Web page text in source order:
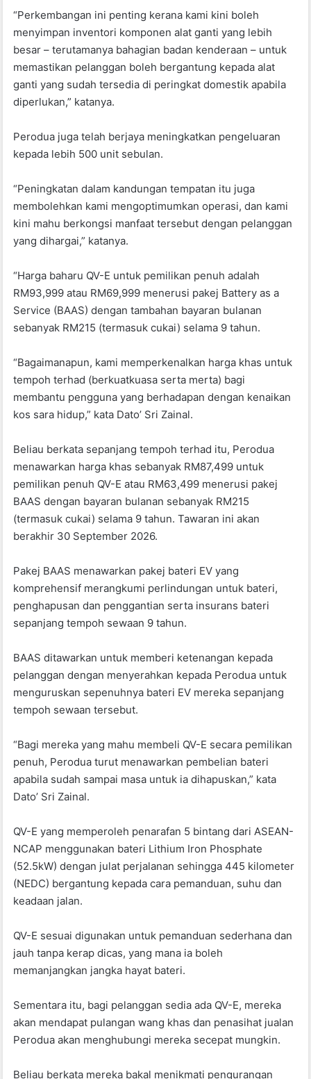
“Perkembangan ini penting kerana kami kini boleh
menyimpan inventori komponen alat ganti yang lebih
besar – terutamanya bahagian badan kenderaan – untuk
memastikan pelanggan boleh bergantung kepada alat
ganti yang sudah tersedia di peringkat domestik apabila
diperlukan,” katanya.
Perodua juga telah berjaya meningkatkan pengeluaran
kepada lebih 500 unit sebulan.
“Peningkatan dalam kandungan tempatan itu juga
membolehkan kami mengoptimumkan operasi, dan kami
kini mahu berkongsi manfaat tersebut dengan pelanggan
yang dihargai,” katanya.
“Harga baharu QV-E untuk pemilikan penuh adalah
RM93,999 atau RM69,999 menerusi pakej Battery as a
Service (BAAS) dengan tambahan bayaran bulanan
sebanyak RM215 (termasuk cukai) selama 9 tahun.
“Bagaimanapun, kami memperkenalkan harga khas untuk
tempoh terhad (berkuatkuasa serta merta) bagi
membantu pengguna yang berhadapan dengan kenaikan
kos sara hidup,” kata Dato’ Sri Zainal.
Beliau berkata sepanjang tempoh terhad itu, Perodua
menawarkan harga khas sebanyak RM87,499 untuk
pemilikan penuh QV-E atau RM63,499 menerusi pakej
BAAS dengan bayaran bulanan sebanyak RM215
(termasuk cukai) selama 9 tahun. Tawaran ini akan
berakhir 30 September 2026.
Pakej BAAS menawarkan pakej bateri EV yang
komprehensif merangkumi perlindungan untuk bateri,
penghapusan dan penggantian serta insurans bateri
sepanjang tempoh sewaan 9 tahun.
BAAS ditawarkan untuk memberi ketenangan kepada
pelanggan dengan menyerahkan kepada Perodua untuk
menguruskan sepenuhnya bateri EV mereka sepanjang
tempoh sewaan tersebut.
“Bagi mereka yang mahu membeli QV-E secara pemilikan
penuh, Perodua turut menawarkan pembelian bateri
apabila sudah sampai masa untuk ia dihapuskan,” kata
Dato’ Sri Zainal.
QV-E yang memperoleh penarafan 5 bintang dari ASEAN-
NCAP menggunakan bateri Lithium Iron Phosphate
(52.5kW) dengan julat perjalanan sehingga 445 kilometer
(NEDC) bergantung kepada cara pemanduan, suhu dan
keadaan jalan.
QV-E sesuai digunakan untuk pemanduan sederhana dan
jauh tanpa kerap dicas, yang mana ia boleh
memanjangkan jangka hayat bateri.
Sementara itu, bagi pelanggan sedia ada QV-E, mereka
akan mendapat pulangan wang khas dan penasihat jualan
Perodua akan menghubungi mereka secepat mungkin.
Beliau berkata mereka bakal menikmati pengurangan